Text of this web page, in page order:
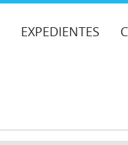
EXPEDIENTES